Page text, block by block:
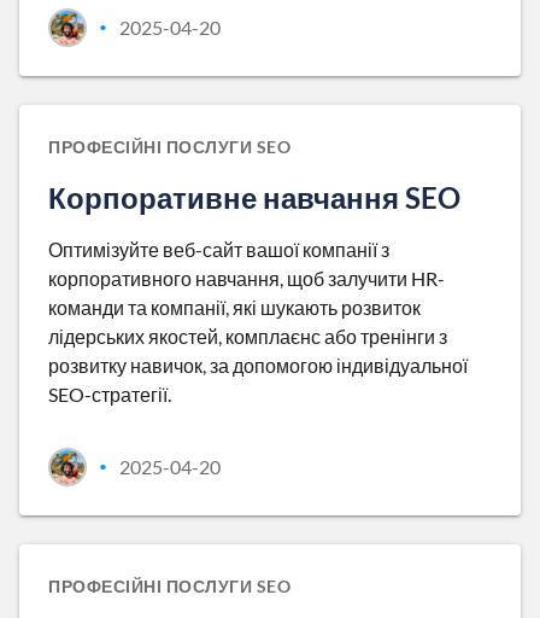
• 2025-04-20
ПРОФЕСІЙНІ ПОСЛУГИ SEO
Корпоративне навчання SEO
Оптимізуйте веб-сайт вашої компанії з
корпоративного навчання, щоб залучити HR-
команди та компанії, які шукають розвиток
лідерських якостей, комплаєнс або тренінги з
розвитку навичок, за допомогою індивідуальної
SEO-стратегії.
• 2025-04-20
ПРОФЕСІЙНІ ПОСЛУГИ SEO